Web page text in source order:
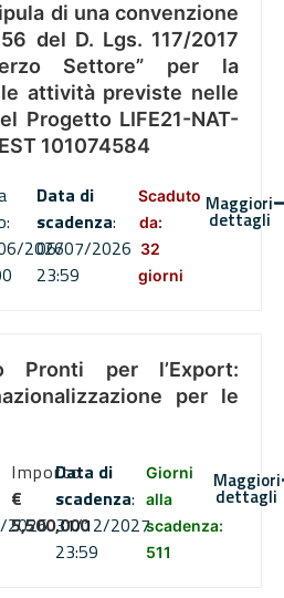
di una convenzione
del D. Lgs. 117/2017
Settore” per la
attività previste nelle
Progetto LIFE21-NAT-
101074584
2026
Data di
scadenza:
06/07/2026
23:59
Scaduto
da:
32
giorni
Maggiori
dettagli
Pronti per l’Export:
per le
Importo
€
5,500,000
Data di
scadenza:
31/12/2027
23:59
Giorni
alla
scadenza:
511
Maggiori
dettagli